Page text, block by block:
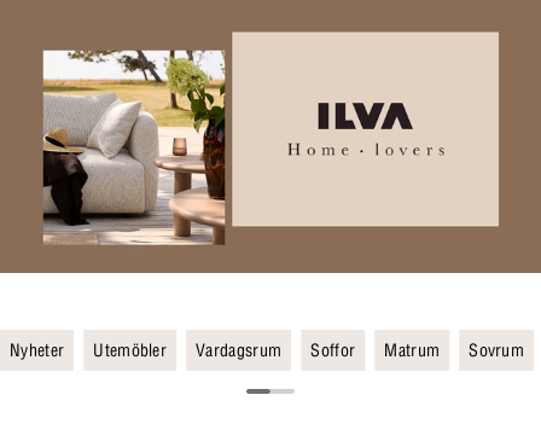
Nyheter Utemöbler Vardagsrum Soffor Matrum Sovrum